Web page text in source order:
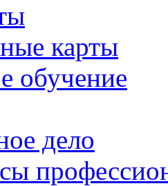
карты
обучение
дело